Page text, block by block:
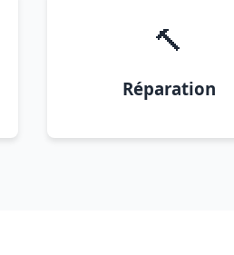
🔨
Réparation